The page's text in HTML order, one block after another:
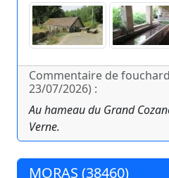
Commentaire de
23/07/2026) :
Au hameau du Grand
Verne.
MORAS (38460)